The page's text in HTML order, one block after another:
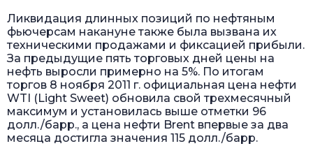
Ликвидация длинных позиций по нефтяным
фьючерсам накануне также была вызвана их
техническими продажами и фиксацией прибыли.
За предыдущие пять торговых дней цены на
нефть выросли примерно на 5%. По итогам
торгов 8 ноября 2011 г. официальная цена нефти
WTI (Light Sweet) обновила свой трехмесячный
максимум и установилась выше отметки 96
долл./барр., а цена нефти Brent впервые за два
месяца достигла значения 115 долл./барр.